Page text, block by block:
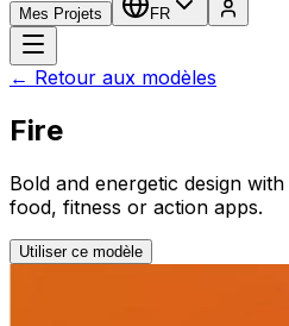
Mes Projets FR
← Retour aux modèles
Fire
Bold and energetic design
food, fitness or action apps.
Utiliser ce modèle